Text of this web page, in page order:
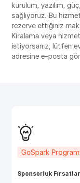
kurulum, yazılım,
sağlıyoruz. Bu
rezerve ettiğiniz
Kiralama veya
istiyorsanız, lütfen
adresine e-posta
GoSpark Programı
Sponsorluk